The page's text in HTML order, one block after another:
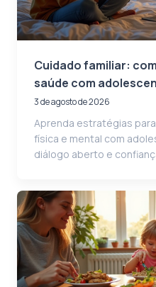
Cuidado familiar:
saúde com
3 de agosto de 2026
Aprenda estratégias
física e mental com
diálogo aberto e